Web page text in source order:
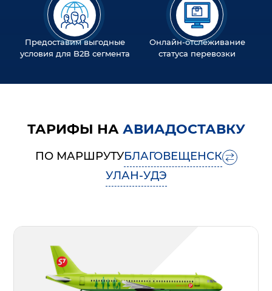
Предоставим выгодные
условия для B2B сегмента
Онлайн-отслеживание
статуса перевозки
ТАРИФЫ НА АВИАДОСТАВКУ
ПО МАРШРУТУБЛАГОВЕЩЕНСК
УЛАН-УДЭ